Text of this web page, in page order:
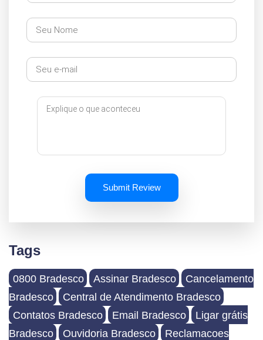
Submit Review
Tags
0800 Bradesco Assinar Bradesco
Cancelamento
Bradesco
Central de Atendimento Bradesco
Contatos Bradesco
Email Bradesco
Ligar grátis
Bradesco
Ouvidoria Bradesco
Reclamacoes